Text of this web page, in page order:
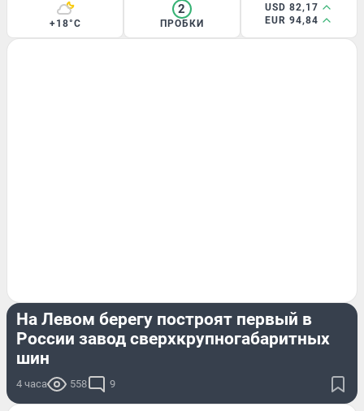
+18°C
2
ПРОБКИ
USD 82,17
EUR 94,84
На Левом берегу построят первый в
России завод сверхкрупногабаритных
шин
4 часа 558 9